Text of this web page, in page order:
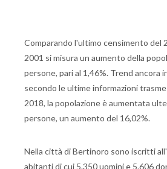
Comparando l'ultimo censimento del
2001 si misura un aumento della
persone, pari al 1,46%. Trend ancora
secondo le ultime informazioni
2018, la popolazione è aumentata
persone, un aumento del 16,02%.
Nella città di Bertinoro sono iscritti
abitanti di cui 5.350 uomini e 5.606